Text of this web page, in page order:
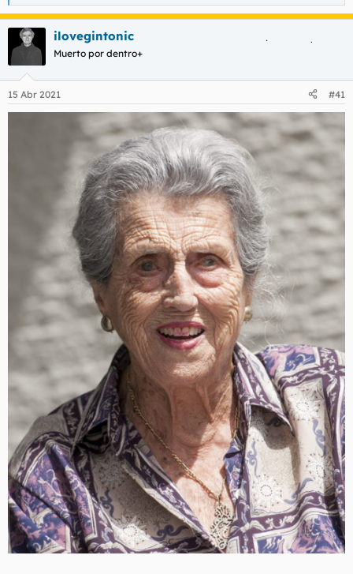
e
a
c
e
s
ilovegintonic
Muerto por dentro+
15 Abr 2021 #41